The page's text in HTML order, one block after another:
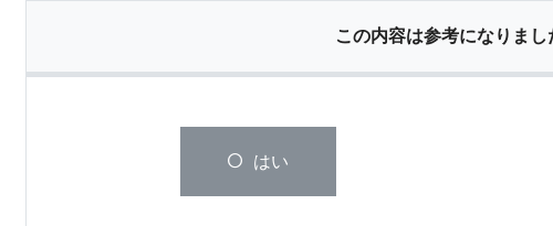
この内容は参考になりまし
はい